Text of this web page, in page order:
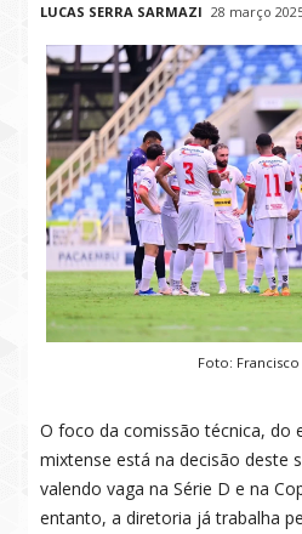
LUCAS SERRA SARMAZI 28 março
Foto:
O foco da comissão técnica, do
mixtense está na decisão deste
valendo vaga na Série D e na
entanto, a diretoria já trabalha